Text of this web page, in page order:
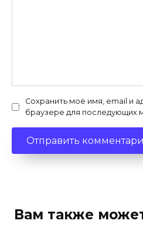
Сохранить моё имя, email и
браузере для последующих
Вам также